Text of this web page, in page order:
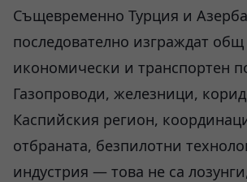
Същевременно Турция и
последователно изграждат общ
икономически и транспортен
Газопроводи, железници,
Каспийския регион,
отбраната, безпилотни
индустрия — това не са